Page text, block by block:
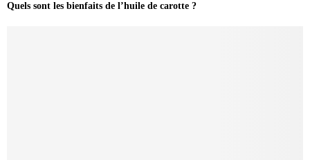
Quels sont les bienfaits de l’huile de carotte ?